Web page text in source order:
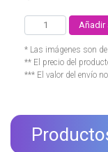
Añadir
* Las imágenes son de
** El precio del
*** El valor del envío